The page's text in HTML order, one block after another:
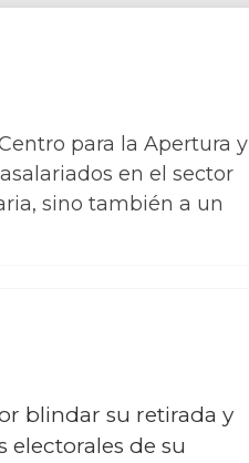
para la Apertura y
en el sector
sino también a un
blindar su retirada y
de su